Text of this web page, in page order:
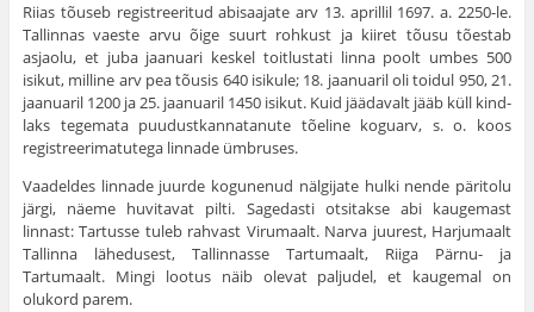
Riias tõuseb registreeritud abisaajate arv 13. aprillil 1697. a. 2250-le.
Tallinnas vaeste arvu õige suurt rohkust ja kiiret tõusu tões­tab
asjaolu, et juba jaanuari keskel toitlustati linna poolt umbes 500
isikut, milline arv pea tõusis 640 isikule; 18. jaanuaril oli toidul 950, 21.
jaa­nuaril 1200 ja 25. jaanuaril 1450 isikut. Kuid jäädavalt jääb küll kind­
laks tegemata puudustkannatanute tõeline koguarv, s. o. koos
registreerimatutega linnade ümbruses.
Vaadeldes linnade juurde kogunenud nälgijate hulki nende päritolu
järgi, näeme huvitavat pilti. Sagedasti otsitakse abi kaugemast
linnast: Tartusse tuleb rahvast Virumaalt. Narva juurest, Harjumaalt
Tallinna lähedusest, Tallinnasse Tartumaalt, Riiga Pärnu- ja
Tartumaalt. Mingi lootus näib olevat paljudel, et kaugemal on
olukord parem.